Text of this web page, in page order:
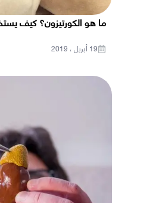
ما هو الكورتيزون؟ كيف
19 أبريل ، 2019